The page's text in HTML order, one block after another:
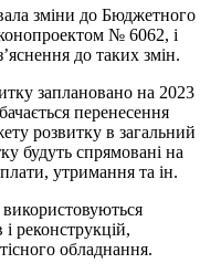
зміни до Бюджетного
№ 6062, і
до таких змін.
заплановано на 2023
перенесення
розвитку в загальний
будуть спрямовані на
утримання та ін.
реконструкцій,
обладнання.